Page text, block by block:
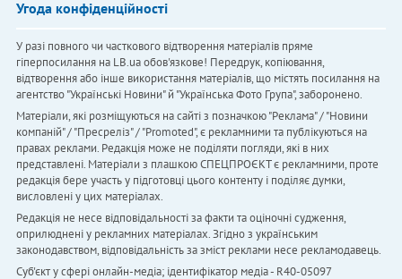
Угода конфіденційності
У разі повного чи часткового відтворення матеріалів пряме
гіперпосилання на LB.ua обов'язкове! Передрук, копіювання,
відтворення або інше використання матеріалів, що містять посилання на
агентство "Українськi Новини" й "Українська Фото Група", заборонено.
Матеріали, які розміщуються на сайті з позначкою "Реклама" / "Новини
компаній" / "Пресреліз" / "Promoted", є рекламними та публікуються на
правах реклами. Редакція може не поділяти погляди, які в них
представлені. Матеріали з плашкою СПЕЦПРОЄКТ є рекламними, проте
редакція бере участь у підготовці цього контенту і поділяє думки,
висловлені у цих матеріалах.
Редакція не несе відповідальності за факти та оціночні судження,
оприлюднені у рекламних матеріалах. Згідно з українським
законодавством, відповідальність за зміст реклами несе рекламодавець.
Cуб'єкт у сфері онлайн-медіа; ідентифікатор медіа - R40-05097